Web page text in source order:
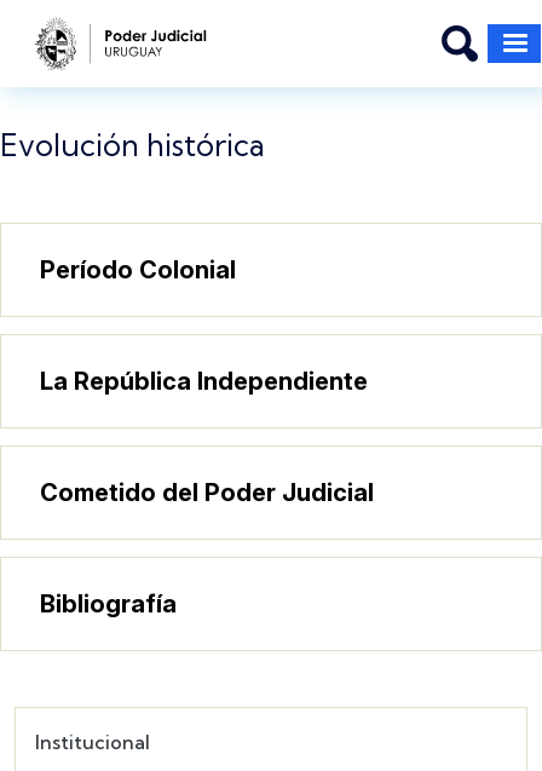
Pasar al contenido principal
Evolución histórica
Período Colonial
La República Independiente
Cometido del Poder Judicial
Bibliografía
Institucional